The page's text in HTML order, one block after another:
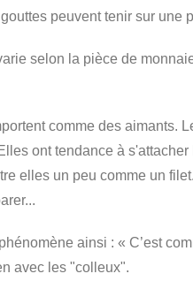
peuvent tenir sur une
selon la pièce de
comme des aimants.
ont tendance à
elles un peu comme un
ainsi : « C’est
avec les "colleux".